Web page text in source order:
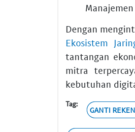
Dengan
Ekosistem
tantangan
mitra
kebutuhan
Tag:
GANTI